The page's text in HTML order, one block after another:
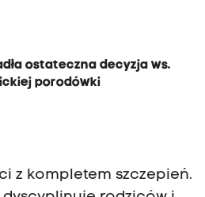
ostateczna decyzja ws.
porodówki
z kompletem szczepień.